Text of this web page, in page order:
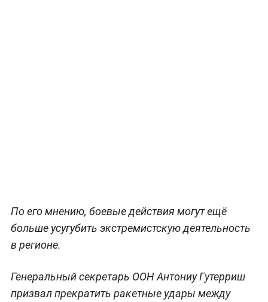
По его мнению, боевые действия могут ещё
больше усугубить экстремистскую деятельность
в регионе.
Генеральный секретарь ООН Антониу Гутерриш
призвал прекратить ракетные удары между